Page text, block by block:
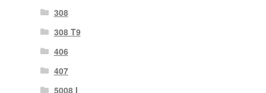
308
308 T9
406
407
5008 I